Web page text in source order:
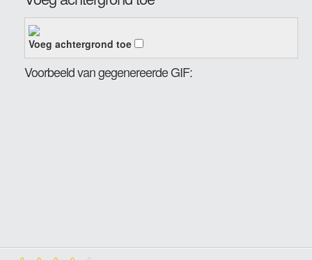
Voeg achtergrond toe
Voorbeeld van gegenereerde GIF: